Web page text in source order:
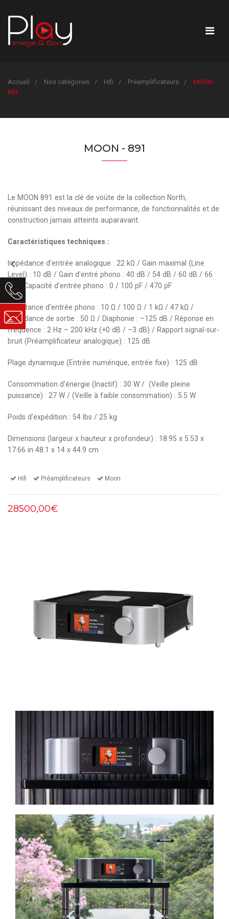
Accueil Nos catégories Hifi Préamplificateurs
MOON -
891
MOON - 891
Le MOON 891 est la clé de voûte de la collection North,
réunissant des niveaux de performance, de fonctionnalités et de
construction jamais atteints auparavant.
Caractéristiques techniques :
Impédance d'entrée analogique : 22 kΩ / Gain maximal (Line
Level) : 10 dB / Gain d'entré phono : 40 dB / 54 dB / 60 dB / 66
dB / Capacité d'entrée phono : 0 / 100 pF / 470 pF
Résistance d'entrée phono : 10 Ω / 100 Ω / 1 kΩ / 47 kΩ /
Impédance de sortie : 50 Ω / Diaphonie : –125 dB / Réponse en
fréquence : 2 Hz – 200 kHz (+0 dB / –3 dB) / Rapport signal-sur-
bruit (Préamplificateur analogique) : 125 dB
Plage dynamique (Entrée numérique, entrée fixe) : 125 dB
Consommation d'énergie (Inactif) : 30 W / (Veille pleine
puissance) : 27 W / (Veille à faible consommation) : 5.5 W
Poids d'expédition : 54 lbs / 25 kg
Dimensions (largeur x hauteur x profondeur) : 18.95 x 5.53 x
17.66 in 48.1 x 14 x 44.9 cm
Hifi Préamplificateurs Moon
28500,00€